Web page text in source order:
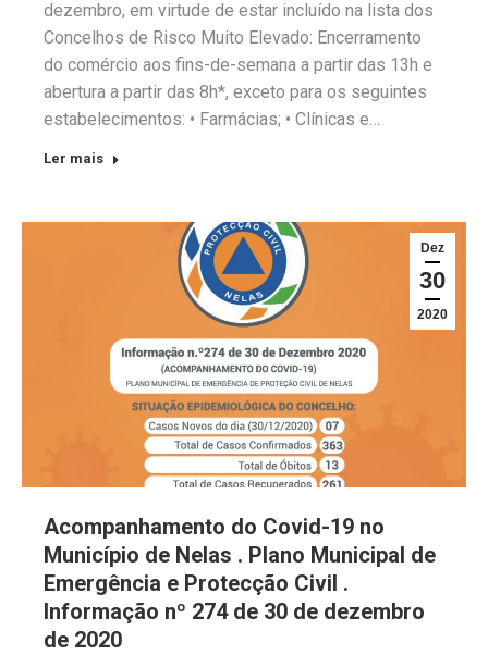
dezembro, em virtude de estar incluído na lista dos
Concelhos de Risco Muito Elevado: Encerramento
do comércio aos fins-de-semana a partir das 13h e
abertura a partir das 8h*, exceto para os seguintes
estabelecimentos: • Farmácias; • Clínicas e…
Ler mais
Dez
30
2020
Acompanhamento do Covid-19 no
Município de Nelas . Plano Municipal de
Emergência e Protecção Civil .
Informação nº 274 de 30 de dezembro
de 2020